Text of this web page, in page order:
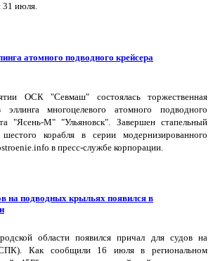
31 июля.
атомного подводного крейсера
ОСК "Севмаш" состоялась торжественная
многоцелевого атомного подводного
"Ясень-М" "Ульяновск". Завершен стапельный
шестого корабля в серии модернизированного
в пресс-службе корпорации.
на подводных крыльях появился в
области появился причал для судов на
Как сообщили 16 июля в региональном